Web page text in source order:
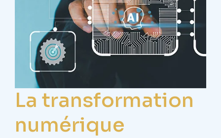
La transformation
numérique